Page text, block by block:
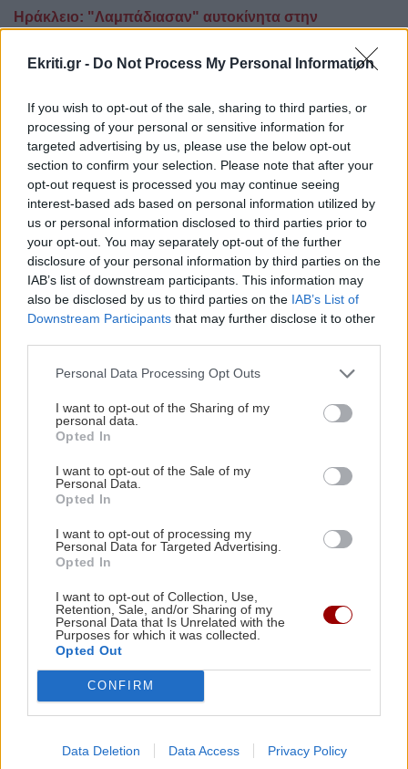
Ekriti.gr - Do Not Process My Personal Information
If you wish to opt-out of the sale, sharing to third parties, or
processing of your personal or sensitive information for
targeted advertising by us, please use the below opt-out
section to confirm your selection. Please note that after your
opt-out request is processed you may continue seeing
interest-based ads based on personal information utilized by
us or personal information disclosed to third parties prior to
your opt-out. You may separately opt-out of the further
disclosure of your personal information by third parties on the
IAB’s list of downstream participants. This information may
also be disclosed by us to third parties on the IAB’s List of
Downstream Participants that may further disclose it to other
Personal Data Processing Opt Outs
I want to opt-out of the Sharing of my
personal data.
Opted In
I want to opt-out of the Sale of my
Personal Data.
Opted In
I want to opt-out of processing my
Personal Data for Targeted Advertising.
Opted In
I want to opt-out of Collection, Use,
Retention, Sale, and/or Sharing of my
Personal Data that Is Unrelated with the
Purposes for which it was collected.
Opted Out
CONFIRM
Data Deletion Data Access Privacy Policy
Ηράκλειο: "Λαμπάδιασαν" αυτοκίνητα στην
ΠΑΣΟΚ - Κεντρική Επιτροπή: Πρώτος στη
αποτελέσματα
Ακολουθήστε το ekriti.gr στοGoogle Newsκαι
μάθετε πρώτοι όλες τις ειδήσεις για την Κρήτη
και όχι μόνο.
Νοσοκομεία Χειρουργεία Γιατροί
ΡΟΗ ΕΙΔΗΣΕΩΝ
11:24
ΠΟΛΙΤΙΚΗ
Μαρία Καρυστιανού: «Δεν μπορώ να δεχτώ
«Κάνε έναν αστείο χορό»: Βενζινάδικο έκανε
έκπτωση σε όσους χόρευαν μέχρι το ταμείο
ΚΟΣΜΟΣ
Ρωσία: Κατέρριψε 456 ουκρανικά drones μέσα
σε μία νύχτα – Νεκροί σε δύο περιφέρειες
GOSSIP - LIFESTYLE